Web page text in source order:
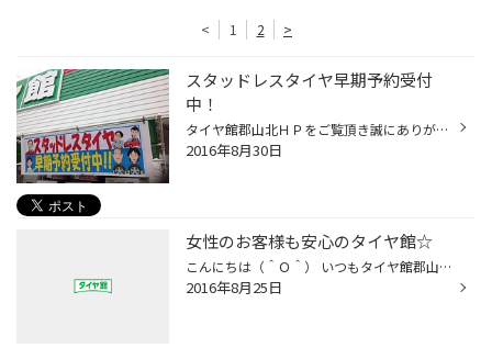
< 1 2 >
スタッドレスタイヤ早期予約受付
中！
タイヤ館郡山北ＨＰをご覧頂き誠にありがとうございます。 残暑は続きますが、幾分涼しくはなってきまして、季節は秋へ近付いている感じがしますね。 今は台風の動きが気になります。 さて、只今当店では「スタッドレスタイヤ早期予約受付中」です！ 「今の時期から！？」とお思いかも知れませんが...
2016年8月30日
女性のお客様も安心のタイヤ館☆
こんにちは（＾Ｏ＾） いつもタイヤ館郡山北WEBをご覧頂きまして ありがとうございます！！ タイヤ館郡山北は女性のお客様も安心のお店です(^^) なんと…当店には！ 広々としたゆ〜ったりおくつろぎいただけるスペースがございます♪ そして 無料のドリンクコーナーや膝掛けもご準備しております♪ な...
2016年8月25日